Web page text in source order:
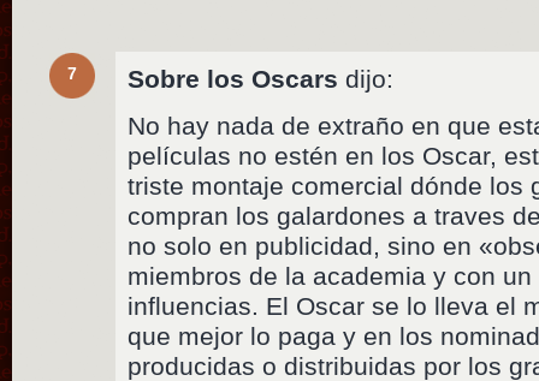
7 Sobre los Oscars dijo:
No hay nada de extraño en que
películas no estén en los Oscar,
triste montaje comercial dónde los
compran los galardones a traves
no solo en publicidad, sino en
miembros de la academia y con
influencias. El Oscar se lo lleva el
que mejor lo paga y en los
producidas o distribuidas por los